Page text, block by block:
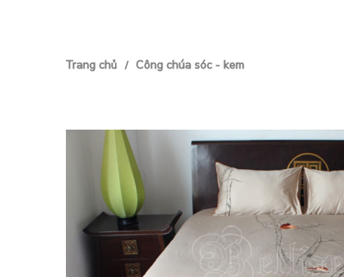
Trang chủ Công chúa sóc - kem